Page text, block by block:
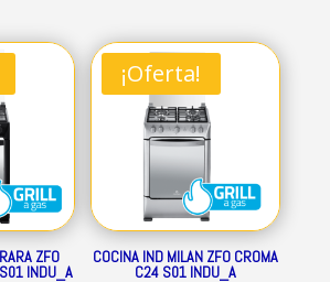
actual
original
era:
$248.19.
actual
ZFO
INDU_A
¡Oferta!
COCINA IND MILAN ZFO CROMA
C24 S01 INDU_A